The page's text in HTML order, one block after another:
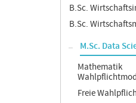
B.Sc.
B.Sc.
M.Sc. Data
Mathematik
Freie